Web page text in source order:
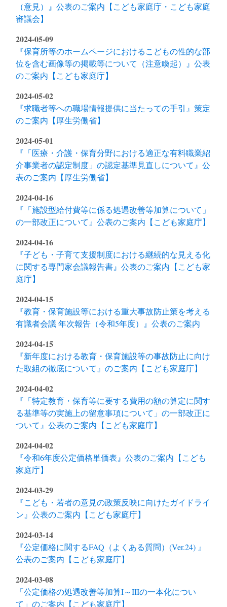
（意見）』公表のご案内【こども家庭庁・こども家庭
審議会】
2024-05-09
『保育所等のホームページにおけるこどもの性的な部
位を含む画像等の掲載等について（注意喚起）』公表
のご案内【こども家庭庁】
2024-05-02
『求職者等への職場情報提供に当たっての手引』策定
のご案内【厚生労働省】
2024-05-01
『「医療・介護・保育分野における適正な有料職業紹
介事業者の認定制度」の認定基準見直しについて』公
表のご案内【厚生労働省】
2024-04-16
『「施設型給付費等に係る処遇改善等加算について」
の一部改正について』公表のご案内【こども家庭庁】
2024-04-16
『子ども・子育て支援制度における継続的な見える化
に関する専門家会議報告書』公表のご案内【こども家
庭庁】
2024-04-15
『教育・保育施設等における重大事故防止策を考える
有識者会議 年次報告（令和5年度）』公表のご案内
2024-04-15
『新年度における教育・保育施設等の事故防止に向け
た取組の徹底について』のご案内【こども家庭庁】
2024-04-02
『「特定教育・保育等に要する費用の額の算定に関す
る基準等の実施上の留意事項について」の一部改正に
ついて』公表のご案内【こども家庭庁】
2024-04-02
『令和6年度公定価格単価表』公表のご案内【こども
家庭庁】
2024-03-29
『こども・若者の意見の政策反映に向けたガイドライ
ン』公表のご案内【こども家庭庁】
2024-03-14
『公定価格に関するFAQ（よくある質問）(Ver.24) 』
公表のご案内【こども家庭庁】
2024-03-08
「公定価格の処遇改善等加算I～IIIの一本化につい
て」のご案内【こども家庭庁】